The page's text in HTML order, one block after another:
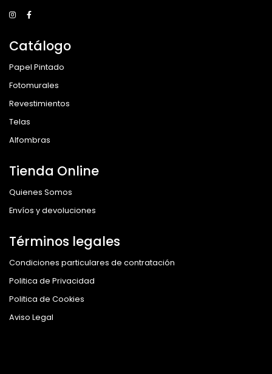
Catálogo
Papel Pintado
Fotomurales
Revestimientos
Telas
Alfombras
Tienda Online
Quienes Somos
Envíos y devoluciones
Términos legales
Condiciones particulares de contratación
Politica de Privacidad
Politica de Cookies
Aviso Legal